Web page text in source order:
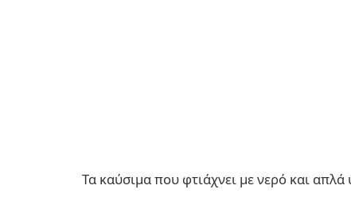
Τα καύσιμα που φτιάχνει με νερό και απλά